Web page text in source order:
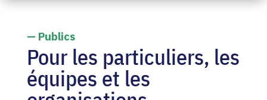
— Publics
Pour les particuliers, les
équipes et les